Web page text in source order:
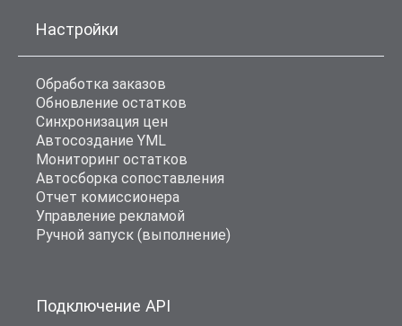
Настройки
Обработка заказов
Обновление остатков
Синхронизация цен
Автосоздание YML
Мониторинг остатков
Автосборка сопоставления
Отчет комиссионера
Управление рекламой
Ручной запуск (выполнение)
Подключение API